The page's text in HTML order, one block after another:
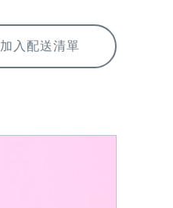
加入配送清單